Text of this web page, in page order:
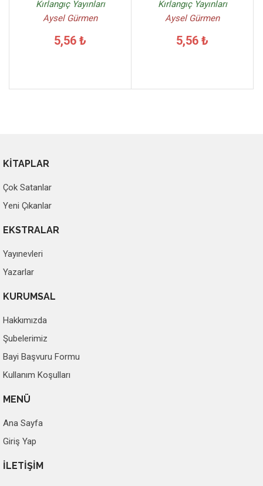
Kırlangıç Yayınları
Aysel Gürmen
5,56 ₺
Kırlangıç Yayınları
Aysel Gürmen
5,56 ₺
KİTAPLAR
Çok Satanlar
Yeni Çıkanlar
EKSTRALAR
Yayınevleri
Yazarlar
KURUMSAL
Hakkımızda
Şubelerimiz
Bayi Başvuru Formu
Kullanım Koşulları
MENÜ
Ana Sayfa
Giriş Yap
İLETİŞİM